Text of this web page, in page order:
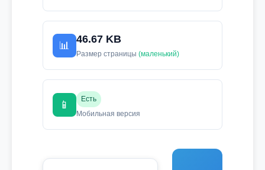
📊
46.67 KB
Размер страницы (маленький)
📱
Есть
Мобильная версия